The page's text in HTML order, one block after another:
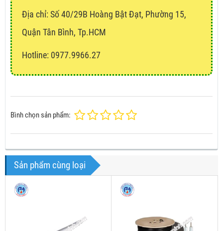
Địa chỉ: Số 40/29B Hoàng Bật Đạt, Phường 15,
Quận Tân Bình, Tp.HCM
Hotline: 0977.9966.27
Bình chọn sản phẩm:
Sản phẩm cùng loại